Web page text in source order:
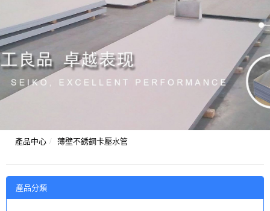
產品中心 薄壁不銹鋼卡壓水管
產品分類